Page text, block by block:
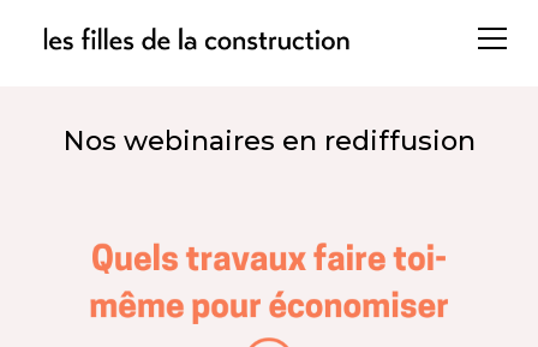
Nos webinaires en rediffusion